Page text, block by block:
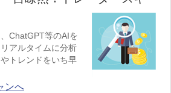
ChatGPT等のAIを
アルタイムに分析
トレンドをいち早
ンへ